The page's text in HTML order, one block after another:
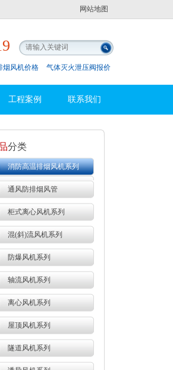
网站地图
烟风机价格 气体灭火泄压阀报价
工程案例 联系我们
分类
消防高温排烟风机系列
通风防排烟风管
柜式离心风机系列
混(斜)流风机系列
防爆风机系列
轴流风机系列
离心风机系列
屋顶风机系列
隧道风机系列